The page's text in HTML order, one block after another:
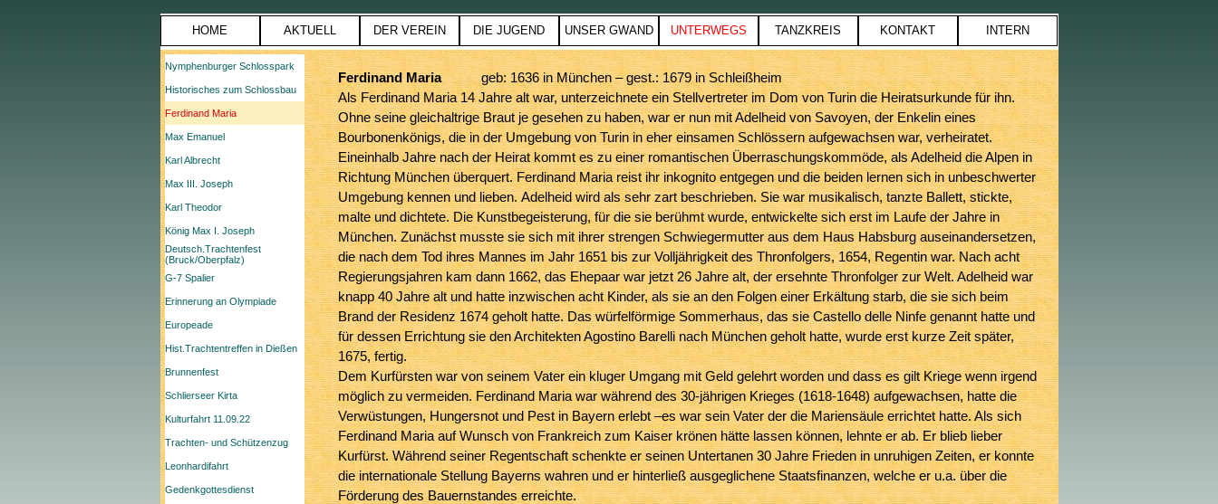
Menü überspringen
HOME AKTUELL ▼
DER VEREIN ▼
DIE JUGEND ▼
UNSER GWAND ▼
UNTERWEGS ▼
TANZKREIS ▼
KONTAKT INTERN
Ferdinand Mariageb: 1636 in München – gest.: 1679 in Schleißheim
Als Ferdinand Maria 14 Jahre alt war, unterzeichnete ein Stellvertreter im Dom von Turin die Heiratsurkunde für ihn.
Ohne seine gleichaltrige Braut je gesehen zu haben, war er nun mit Adelheid von Savoyen, der Enkelin eines
Bourbonenkönigs, die in der Umgebung von Turin in eher einsamen Schlössern aufgewachsen war, verheiratet.
Eineinhalb Jahre nach der Heirat kommt es zu einer romantischen Überraschungskommöde, als Adelheid die Alpen in
Richtung München überquert. Ferdinand Maria reist ihr inkognito entgegen und die beiden lernen sich in unbeschwerter
Umgebung kennen und lieben. Adelheid wird als sehr zart beschrieben. Sie war musikalisch, tanzte Ballett, stickte,
malte und dichtete. Die Kunstbegeisterung, für die sie berühmt wurde, entwickelte sich erst im Laufe der Jahre in
München. Zunächst musste sie sich mit ihrer strengen Schwiegermutter aus dem Haus Habsburg auseinandersetzen,
die nach dem Tod ihres Mannes im Jahr 1651 bis zur Volljährigkeit des Thronfolgers, 1654, Regentin war. Nach acht
Regierungsjahren kam dann 1662, das Ehepaar war jetzt 26 Jahre alt, der ersehnte Thronfolger zur Welt. Adelheid war
knapp 40 Jahre alt und hatte inzwischen acht Kinder, als sie an den Folgen einer Erkältung starb, die sie sich beim
Brand der Residenz 1674 geholt hatte. Das würfelförmige Sommerhaus, das sie Castello delle Ninfe genannt hatte und
für dessen Errichtung sie den Architekten Agostino Barelli nach München geholt hatte, wurde erst kurze Zeit später,
1675, fertig.
Dem Kurfürsten war von seinem Vater ein kluger Umgang mit Geld gelehrt worden und dass es gilt Kriege wenn irgend
möglich zu vermeiden. Ferdinand Maria war während des 30-jährigen Krieges (1618-1648) aufgewachsen, hatte die
Verwüstungen, Hungersnot und Pest in Bayern erlebt –es war sein Vater der die Mariensäule errichtet hatte. Als sich
Ferdinand Maria auf Wunsch von Frankreich zum Kaiser krönen hätte lassen können, lehnte er ab. Er blieb lieber
Kurfürst. Während seiner Regentschaft schenkte er seinen Untertanen 30 Jahre Frieden in unruhigen Zeiten, er konnte
die internationale Stellung Bayerns wahren und er hinterließ ausgeglichene Staatsfinanzen, welche er u.a. über die
Förderung des Bauernstandes erreichte.
Menü überspringen
Nymphenburger Schlosspark
Historisches zum Schlossbau
Ferdinand Maria
Max Emanuel
Karl Albrecht
Max III. Joseph
Karl Theodor
König Max I. Joseph
Deutsch.Trachtenfest
(Bruck/Oberpfalz)
G-7 Spalier
Erinnerung an Olympiade
Europeade
Hist.Trachtentreffen in Dießen
Brunnenfest
Schlierseer Kirta
Kulturfahrt 11.09.22
Trachten- und Schützenzug
Leonhardifahrt
Gedenkgottesdienst